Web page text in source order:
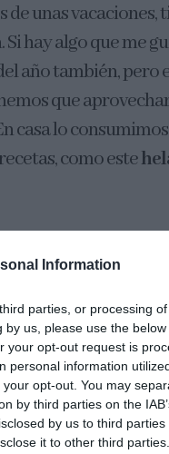
Information
parties, or processing
us, please use the
your opt-out request is
personal information
opt-out. You may
by third parties on the
by us to third parties
it to other third parties.
de unas vacaciones,
hay algo que me
año también, pero
que
casa lo
como este
lo recibieron con
sorprendente y